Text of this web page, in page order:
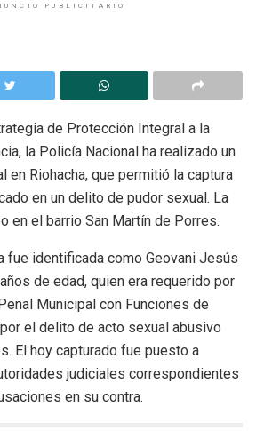
PUBLICITARIO
de Protección Integral a la
la Policía Nacional ha realizado un
en Riohacha, que permitió la captura
en un delito de pudor sexual. La
en el barrio San Martín de Porres.
fue identificada como Geovani Jesús
de edad, quien era requerido por
Municipal con Funciones de
el delito de acto sexual abusivo
El hoy capturado fue puesto a
judiciales correspondientes
en su contra.